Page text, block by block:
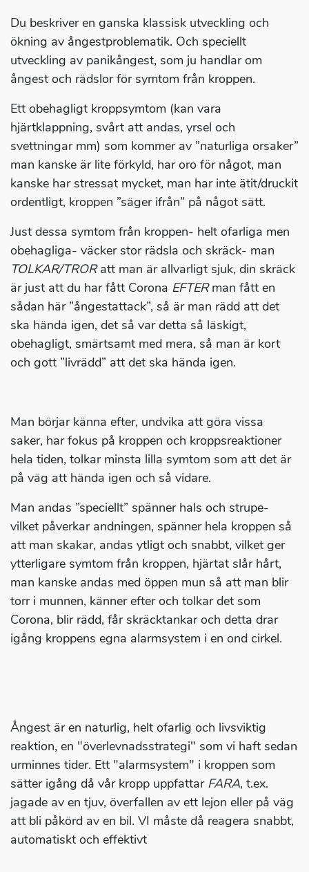
Du beskriver en ganska klassisk utveckling och
ökning av ångestproblematik. Och speciellt
utveckling av panikångest, som ju handlar om
ångest och rädslor för symtom från kroppen.
Ett obehagligt kroppsymtom (kan vara
hjärtklappning, svårt att andas, yrsel och
svettningar mm) som kommer av ”naturliga orsaker”
man kanske är lite förkyld, har oro för något, man
kanske har stressat mycket, man har inte ätit/druckit
ordentligt, kroppen ”säger ifrån” på något sätt.
Just dessa symtom från kroppen- helt ofarliga men
obehagliga- väcker stor rädsla och skräck- man
TOLKAR/TRORatt man är allvarligt sjuk, din skräck
är just att du har fått Corona EFTERman fått en
sådan här ”ångestattack”, så är man rädd att det
ska hända igen, det så var detta så läskigt,
obehagligt, smärtsamt med mera, så man är kort
och gott ”livrädd” att det ska hända igen.
Man börjar känna efter, undvika att göra vissa
saker, har fokus på kroppen och kroppsreaktioner
hela tiden, tolkar minsta lilla symtom som att det är
på väg att hända igen och så vidare.
Man andas ”speciellt” spänner hals och strupe-
vilket påverkar andningen, spänner hela kroppen så
att man skakar, andas ytligt och snabbt, vilket ger
ytterligare symtom från kroppen, hjärtat slår hårt,
man kanske andas med öppen mun så att man blir
torr i munnen, känner efter och tolkar det som
Corona, blir rädd, får skräcktankar och detta drar
igång kroppens egna alarmsystem i en ond cirkel.
Ångest är en naturlig, helt ofarlig och livsviktig
reaktion, en "överlevnadsstrategi" som vi haft sedan
urminnes tider. Ett "alarmsystem" i kroppen som
sätter igång då vår kropp uppfattar FARA, t.ex.
jagade av en tjuv, överfallen av ett lejon eller på väg
att bli påkörd av en bil. VI måste då reagera snabbt,
automatiskt och effektivt